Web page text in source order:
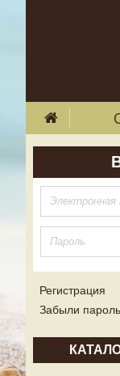
Регистрация
Забыли